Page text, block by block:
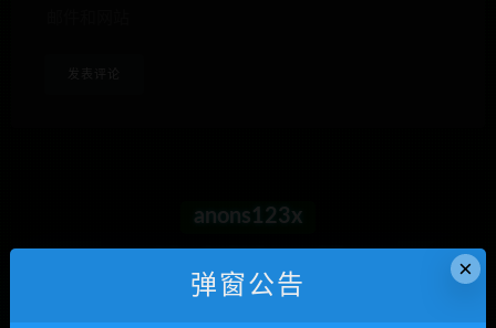
anons123x
×
弹窗公告